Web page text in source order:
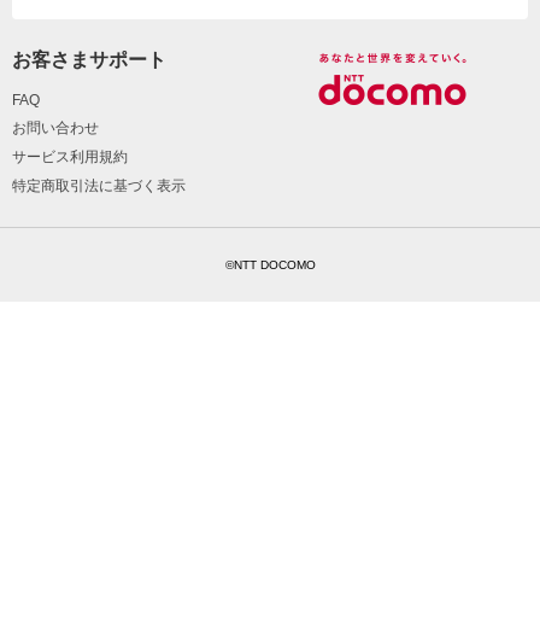
お客さまサポート
FAQ
お問い合わせ
サービス利用規約
特定商取引法に基づく表示
©NTT DOCOMO